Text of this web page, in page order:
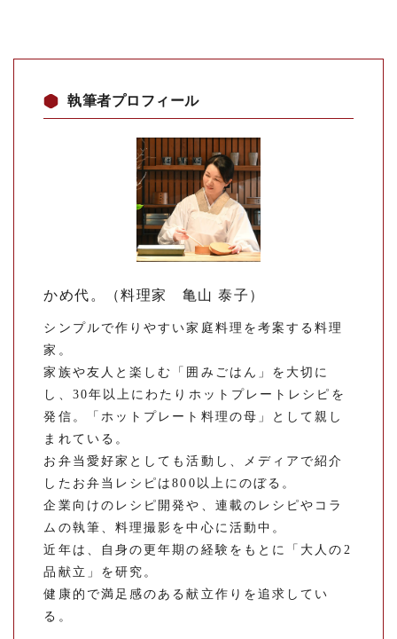
執筆者プロフィール
かめ代。（料理家 亀山 泰子）
シンプルで作りやすい家庭料理を考案する料理
家。
家族や友人と楽しむ「囲みごはん」を大切に
し、30年以上にわたりホットプレートレシピを
発信。「ホットプレート料理の母」として親し
まれている。
お弁当愛好家としても活動し、メディアで紹介
したお弁当レシピは800以上にのぼる。
企業向けのレシピ開発や、連載のレシピやコラ
ムの執筆、料理撮影を中心に活動中。
近年は、自身の更年期の経験をもとに「大人の2
品献立」を研究。
健康的で満足感のある献立作りを追求してい
る。